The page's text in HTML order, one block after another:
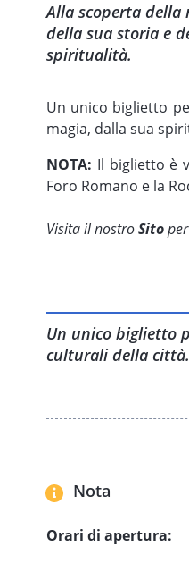
Alla scoperta della
della sua storia e
spiritualità.
Un unico biglietto
magia, dalla sua
NOTA: Il biglietto è
Foro Romano e la
Visita il nostroSito
Un unico biglietto
culturali della città.
Nota
Orari di apertura: